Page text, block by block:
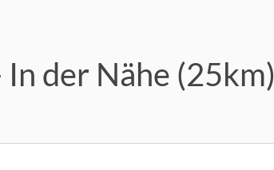
der Nähe (25km)